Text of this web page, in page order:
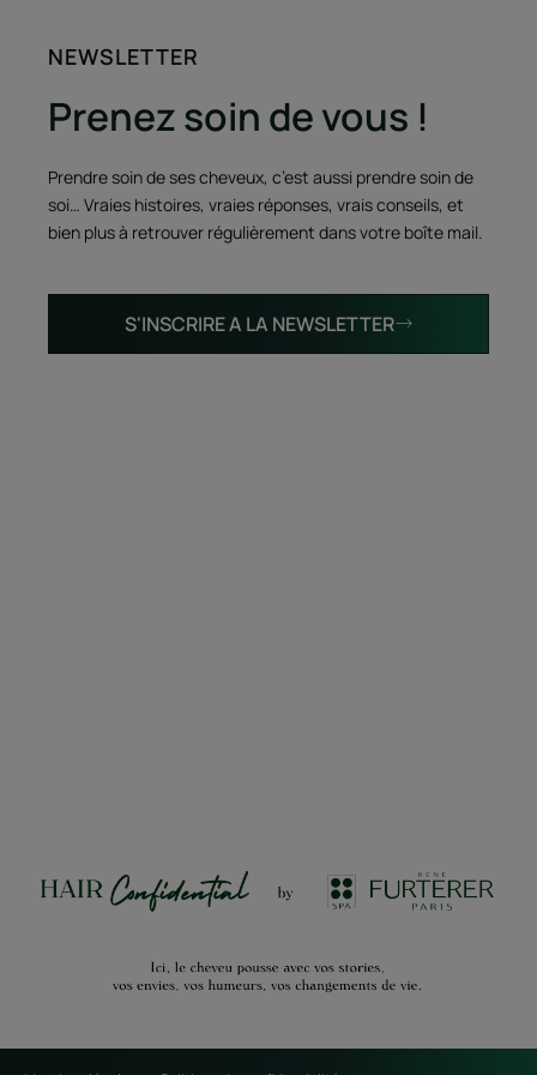
NEWSLETTER
Prenez soin de vous !
Prendre soin de ses cheveux, c’est aussi prendre soin de
soi… Vraies histoires, vraies réponses, vrais conseils, et
bien plus à retrouver régulièrement dans votre boîte mail.
S'INSCRIRE A LA NEWSLETTER